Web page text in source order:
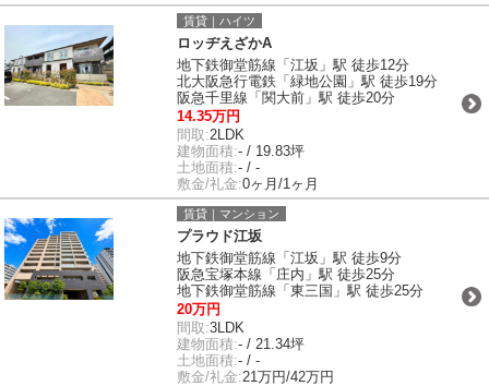
賃貸｜ハイツ
ロッヂえざかA
地下鉄御堂筋線「江坂」駅 徒歩12分
北大阪急行電鉄「緑地公園」駅 徒歩19分
阪急千里線「関大前」駅 徒歩20分
14.35万円
間取:2LDK
建物面積:- / 19.83坪
土地面積:- / -
敷金/礼金:0ヶ月/1ヶ月
賃貸｜マンション
プラウド江坂
地下鉄御堂筋線「江坂」駅 徒歩9分
阪急宝塚本線「庄内」駅 徒歩25分
地下鉄御堂筋線「東三国」駅 徒歩25分
20万円
間取:3LDK
建物面積:- / 21.34坪
土地面積:- / -
敷金/礼金:21万円/42万円